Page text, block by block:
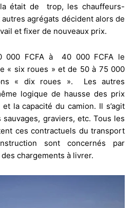
était de trop, les chauffeurs-
agrégats décident alors de
et fixer de nouveaux prix.
000 FCFA à 40 000 FCFA le
« six roues » et de 50 à 75 000
« dix roues ». Les autres
logique de hausse des prix
la capacité du camion. Il s’agit
graviers, etc. Tous les
ces contractuels du transport
sont concernés par
chargements à livrer.